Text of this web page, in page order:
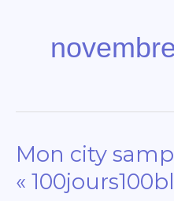
Mon city
«
Mon
city
sampler